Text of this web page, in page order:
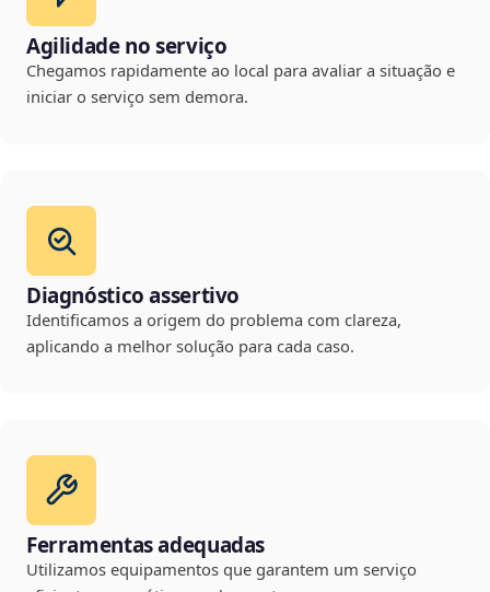
Agilidade no serviço
Chegamos rapidamente ao local para avaliar a situação e
iniciar o serviço sem demora.
Diagnóstico assertivo
Identificamos a origem do problema com clareza,
aplicando a melhor solução para cada caso.
Ferramentas adequadas
Utilizamos equipamentos que garantem um serviço